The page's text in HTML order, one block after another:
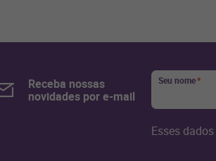
Receba nossas
novidades por e-mail
Seu nome*
Esses